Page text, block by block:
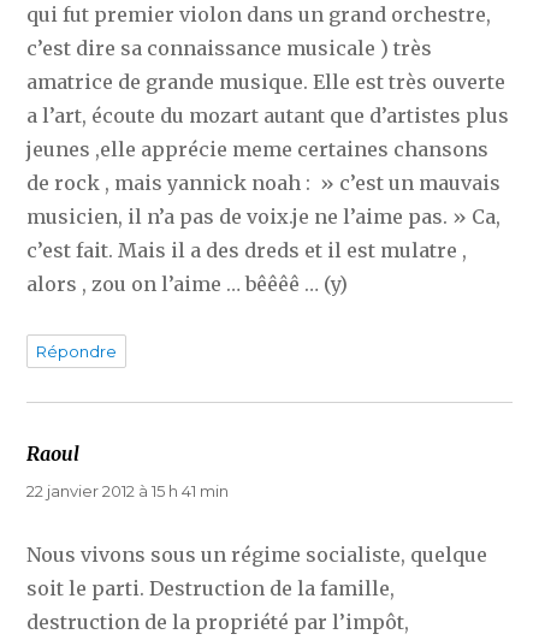
qui fut premier violon dans un grand orchestre,
c’est dire sa connaissance musicale ) très
amatrice de grande musique. Elle est très ouverte
a l’art, écoute du mozart autant que d’artistes plus
jeunes ,elle apprécie meme certaines chansons
de rock , mais yannick noah : » c’est un mauvais
musicien, il n’a pas de voix.je ne l’aime pas. » Ca,
c’est fait. Mais il a des dreds et il est mulatre ,
alors , zou on l’aime … bêêêê … (y)
Répondre
Raoul
22 janvier 2012 à 15 h 41 min
Nous vivons sous un régime socialiste, quelque
soit le parti. Destruction de la famille,
destruction de la propriété par l’impôt,